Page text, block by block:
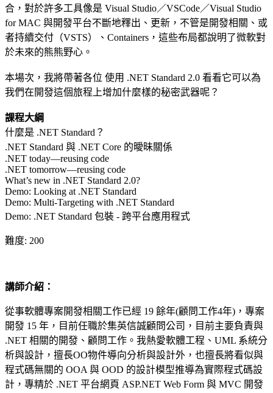
合，對於許多工具像是 Visual Studio／VSCode／Visual Studio
for MAC 與開發平台不斷地釋出、更新，不管是開發相關、或
者持續交付（VSTS）、Containers，這些布局都說明了微軟對
於未來的熊熊野心。
本場次，我將帶著各位 使用 .NET Standard 2.0 看看它可以為
我們在開發這個旅程上增加什麼樣的秘密武器呢？
課程大綱
什麼是 .NET Standard？
.NET Standard 與 .NET Core 的曖昧關係
.NET today—reusing code
.NET tomorrow—reusing code
What’s new in .NET Standard 2.0?
Demo: Looking at .NET Standard
Demo: Multi-Targeting with .NET Standard
Demo: .NET Standard 包裝 - 跨平台應用程式
難度: 200
講師介紹：
從事軟體專案開發相關工作已經 19 餘年(顧問工作4年)，專案
開發 15 年，目前任職於集英信誠顧問公司，目前主要負責與
.NET 相關的開發、顧問工作。我熱愛軟體工程、UML 系統分
析與設計，擅長OO物件導向分析與設計外，也擅長將看似與
程式碼無關的 OOA 與 OOD 的設計模型推導為實際程式碼設
計，專精於 .NET 平台網頁 ASP.NET Web Form 與 MVC 開發